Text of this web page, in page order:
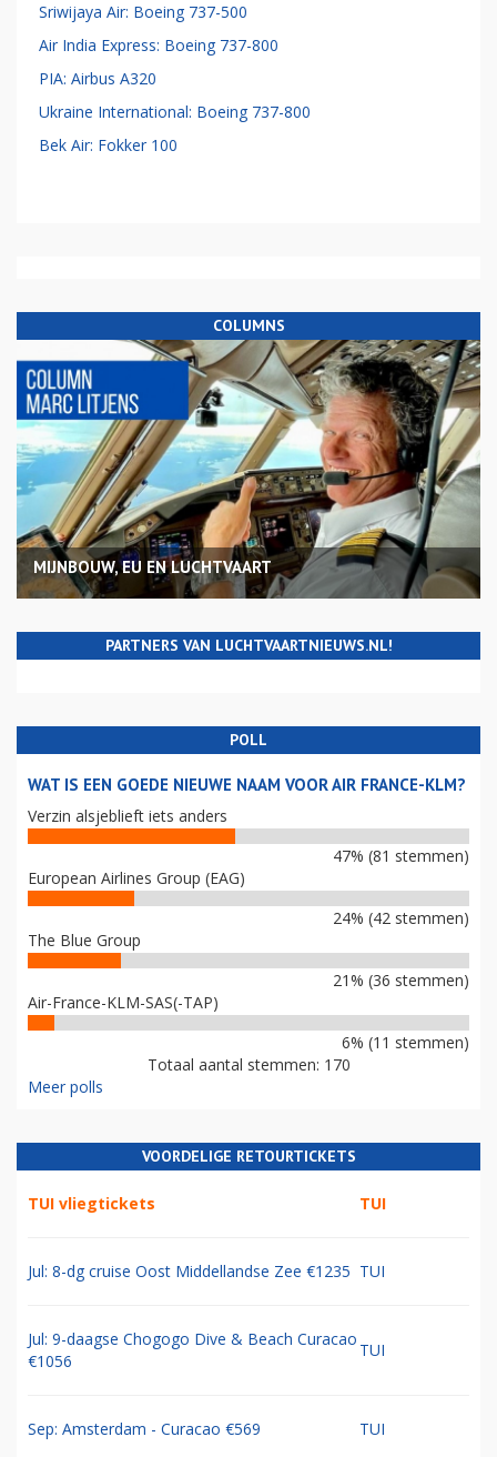
Sriwijaya Air: Boeing 737-500
Air India Express: Boeing 737-800
PIA: Airbus A320
Ukraine International: Boeing 737-800
Bek Air: Fokker 100
COLUMNS
MIJNBOUW, EU EN LUCHTVAART
PARTNERS VAN LUCHTVAARTNIEUWS.NL!
POLL
WAT IS EEN GOEDE NIEUWE NAAM VOOR AIR FRANCE-KLM?
Verzin alsjeblieft iets anders
47% (81 stemmen)
European Airlines Group (EAG)
24% (42 stemmen)
The Blue Group
21% (36 stemmen)
Air-France-KLM-SAS(-TAP)
6% (11 stemmen)
Totaal aantal stemmen: 170
Meer polls
VOORDELIGE RETOURTICKETS
TUI vliegtickets TUI
Jul: 8-dg cruise Oost Middellandse Zee €1235 TUI
Jul: 9-daagse Chogogo Dive & Beach Curacao
€1056
TUI
Sep: Amsterdam - Curacao €569 TUI